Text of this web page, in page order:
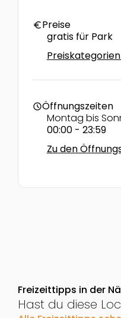
euroPreise
gratis für Park
scheduleÖffnungszeiten
Montag bis
00:00 - 23:59
Zu den
Freizeittipps in der
Hast du diese